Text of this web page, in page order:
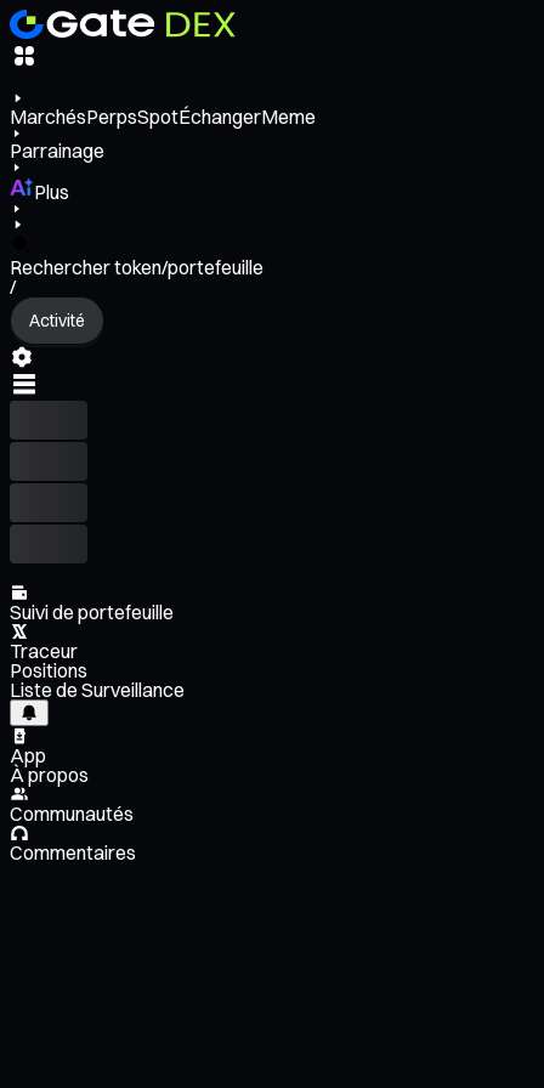
MarchésPerpsSpotÉchangerMeme
Parrainage
Plus
Rechercher token/portefeuille
/
Activité
Suivi de portefeuille
Traceur
Positions
Liste de Surveillance
App
À propos
Communautés
Commentaires